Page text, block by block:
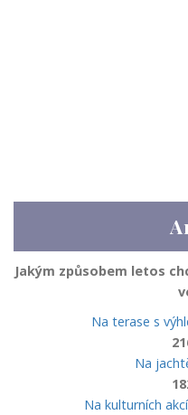
Jakým způsobem letos
Na terase s
Na
Na kulturních